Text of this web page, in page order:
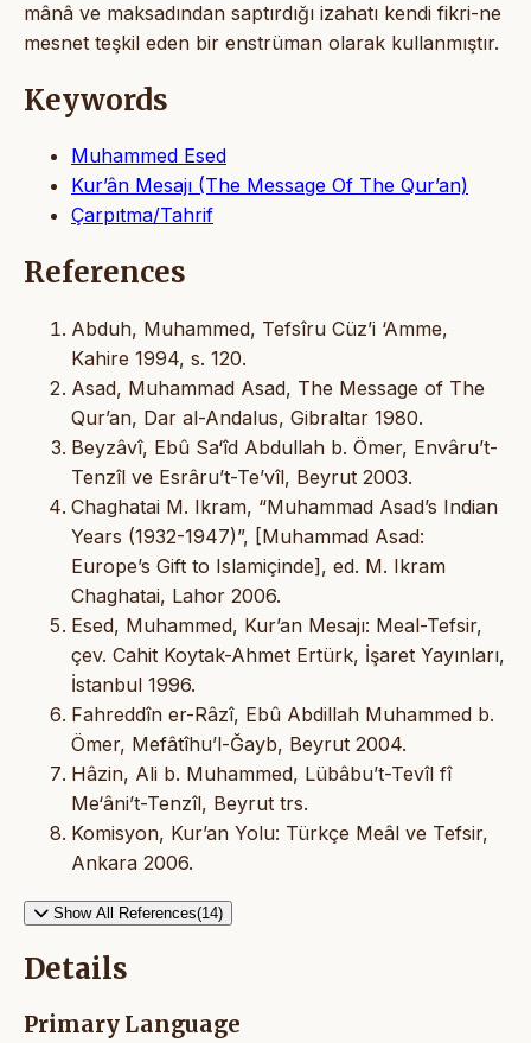
mânâ ve maksadından saptırdığı izahatı kendi fikri-ne
mesnet teşkil eden bir enstrüman olarak kullanmıştır.
Keywords
Muhammed Esed
Kur’ân Mesajı (The Message Of The Qur’an)
Çarpıtma/Tahrif
References
Abduh, Muhammed, Tefsîru Cüz’i ‘Amme,
Kahire 1994, s. 120.
Asad, Muhammad Asad, The Message of The
Qur’an, Dar al-Andalus, Gibraltar 1980.
Beyzâvî, Ebû Sa‘îd Abdullah b. Ömer, Envâru’t-
Tenzîl ve Esrâru’t-Te’vîl, Beyrut 2003.
Chaghatai M. Ikram, “Muhammad Asad’s Indian
Years (1932-1947)”, [Muhammad Asad:
Europe’s Gift to Islamiçinde], ed. M. Ikram
Chaghatai, Lahor 2006.
Esed, Muhammed, Kur’an Mesajı: Meal-Tefsir,
çev. Cahit Koytak-Ahmet Ertürk, İşaret Yayınları,
İstanbul 1996.
Fahreddîn er-Râzî, Ebû Abdillah Muhammed b.
Ömer, Mefâtîhu’l-Ğayb, Beyrut 2004.
Hâzin, Ali b. Muhammed, Lübâbu’t-Tevîl fî
Me‘âni’t-Tenzîl, Beyrut trs.
Komisyon, Kur’an Yolu: Türkçe Meâl ve Tefsir,
Ankara 2006.
Show All References(14)
Details
Primary Language